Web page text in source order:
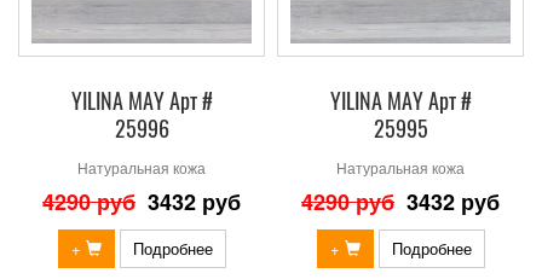
YILINA MAY Арт #
25996
Натуральная кожа
4290 руб 3432 руб
+ Подробнее
YILINA MAY Арт #
25995
Натуральная кожа
4290 руб 3432 руб
+ Подробнее